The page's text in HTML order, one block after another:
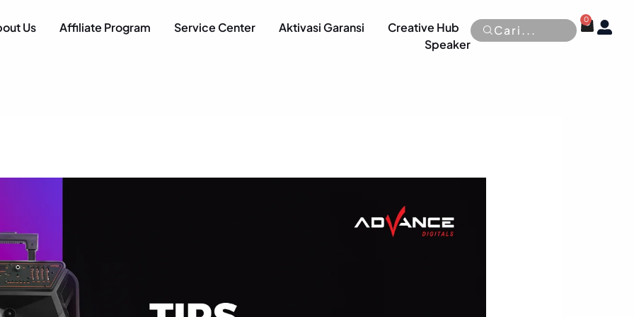
AUDIO VISUAL
Us Affiliate Program Service Center Aktivasi Garansi
Creative Hub
Speaker
Cari...
0
Cart